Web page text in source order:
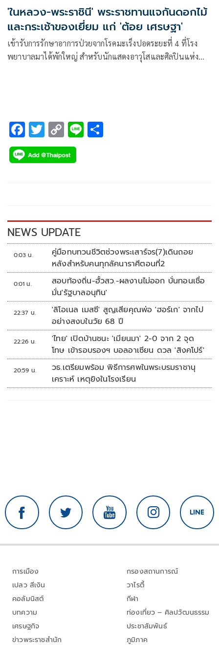
'ในหลวง-พระราชินี' พระราชทานแจกันดอกไม้
และกระเช้าของเยี่ยม แก่ 'ต้อย เศรษฐา'
เข้ารับการรักษาอาการป่วยจากโรคมะเร็งปอดระยะที่ 4 ที่โรง
พยาบาลมาได้พักใหญ่ สำหรับนักแสดงอาวุโสและศิลปินแห่ง
F
ac
e
k
T
wi
tt
C
o
p
k
Li
NEWS UPDATE
0:03 น.
คู่มือทบทวนชีวิตช่วงพระเสาร์จร(7)เดินถอย
หลังสำหรับคนทุกลัคนาราศีตอนที่2
0:01 น.
สอบท้องถิ่น-ฮั้วสว.-ผลงานไม่ออก บั่นทอนเชื่อ
มั่น'รัฐบาลอนุทิน'
22:37 น.
'ลิโอเนล เมสซี' สูญเสียคุณพ่อ 'ฮอร์เก' จากไป
อย่างสงบในวัย 68 ปี
22:26 น.
'ไทย' เปิดบ้านชนะ 'เมียนมา' 2-0 จาก 2 จุด
โทษ เข้ารอบรองฯ บอลอาเซียน ดวล 'สิงคโปร์'
20:59 น.
วธ.เตรียมพร้อม พิธีการศพในพระบรมราชานุ
เคราะห์ เหตุยิงในโรงเรียน
การเมือง
เปลว สีเงิน
คอลัมนิสต์
บทความ
เศรษฐกิจ
ข่าวพระราชสำนัก
กรองสถานการณ์
วาไรตี้
กีฬา
ท่องเที่ยว – ศิลปวัฒนธรรม
ประชาสัมพันธ์
ภูมิภาค